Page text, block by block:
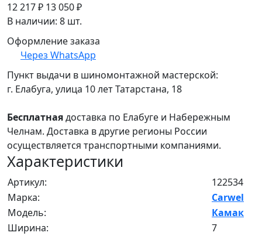
12 217 ₽ 13 050 ₽
В наличии: 8 шт.
Оформление заказа
Через WhatsApp
Пункт выдачи в шиномонтажной мастерской:
г. Елабуга, улица 10 лет Татарстана, 18
Бесплатнаядоставка по Елабуге и Набережным
Челнам. Доставка в другие регионы России
осуществляется транспортными компаниями.
Характеристики
Артикул:
122534
Марка:
Carwel
Модель:
Камак
Ширина:
7